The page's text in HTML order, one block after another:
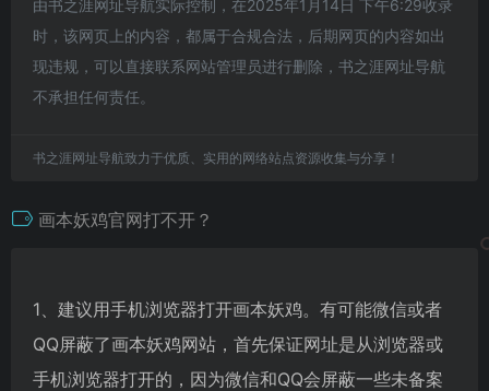
由书之涯网址导航实际控制，在2025年1月14日 下午6:29收录
时，该网页上的内容，都属于合规合法，后期网页的内容如出
现违规，可以直接联系网站管理员进行删除，书之涯网址导航
不承担任何责任。
书之涯网址导航致力于优质、实用的网络站点资源收集与分享！
画本妖鸡官网打不开？
1、建议用手机浏览器打开画本妖鸡。有可能微信或者
QQ屏蔽了画本妖鸡网站，首先保证网址是从浏览器或
手机浏览器打开的，因为微信和QQ会屏蔽一些未备案